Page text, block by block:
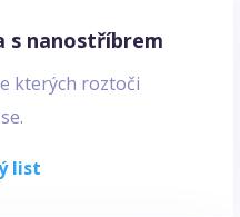
s nanostříbrem
kterých roztoči
list